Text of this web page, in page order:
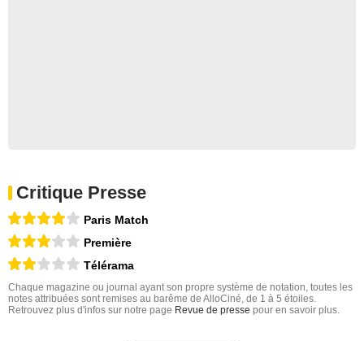
Critique Presse
Paris Match
Première
Télérama
Chaque magazine ou journal ayant son propre système de notation, toutes les
notes attribuées sont remises au barême de AlloCiné, de 1 à 5 étoiles.
Retrouvez plus d'infos sur notre page Revue de presse pour en savoir plus.